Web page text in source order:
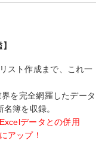
スト作成まで、これ一
を完全網羅したデータ
簿を収録。
データとの併用
アップ！